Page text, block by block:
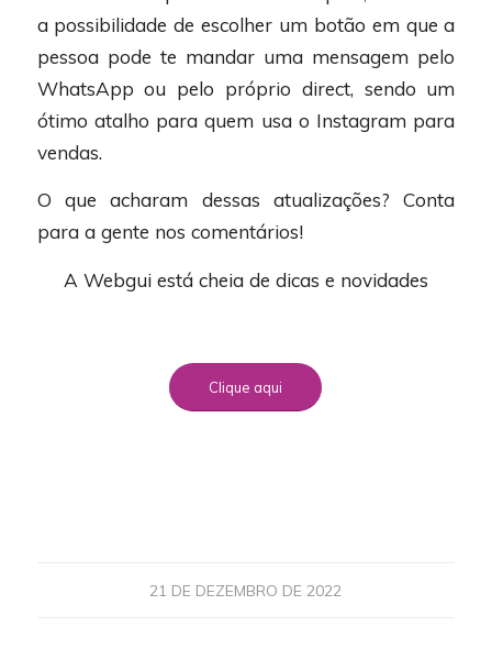
a possibilidade de escolher um botão em que a
pessoa pode te mandar uma mensagem pelo
WhatsApp ou pelo próprio direct, sendo um
ótimo atalho para quem usa o Instagram para
vendas.
O que acharam dessas atualizações? Conta
para a gente nos comentários!
A Webgui está cheia de dicas e novidades
Clique aqui
21 DE DEZEMBRO DE 2022